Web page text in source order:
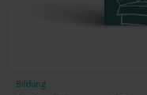
Bildung